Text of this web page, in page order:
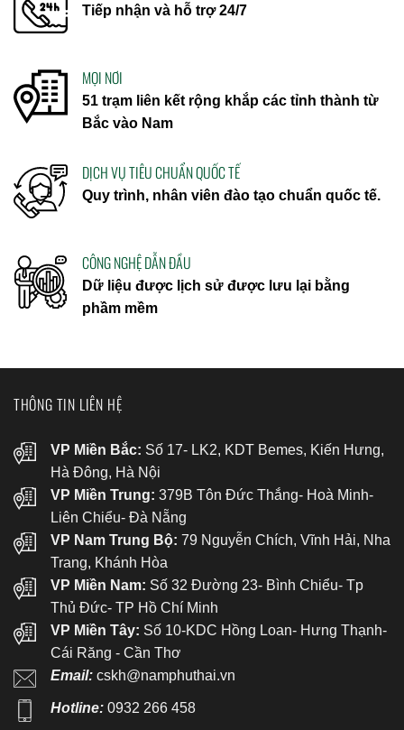
Tiếp nhận và hỗ trợ 24/7
MỌI NƠI
51 trạm liên kết rộng khắp các tỉnh thành từ
Bắc vào Nam
DỊCH VỤ TIÊU CHUẨN QUỐC TẾ
Quy trình, nhân viên đào tạo chuẩn quốc tế.
CÔNG NGHỆ DẪN ĐẦU
Dữ liệu được lịch sử được lưu lại bằng
phầm mềm
THÔNG TIN LIÊN HỆ
VP Miền Bắc: Số 17- LK2, KDT Bemes, Kiến Hưng,
Hà Đông, Hà Nội
VP Miền Trung: 379B Tôn Đức Thắng- Hoà Minh-
Liên Chiểu- Đà Nẵng
VP Nam Trung Bộ: 79 Nguyễn Chích, Vĩnh Hải, Nha
Trang, Khánh Hòa
VP Miền Nam: Số 32 Đường 23- Bình Chiểu- Tp
Thủ Đức- TP Hồ Chí Minh
VP Miền Tây: Số 10-KDC Hồng Loan- Hưng Thạnh-
Cái Răng - Cần Thơ
Email: cskh@namphuthai.vn
Hotline: 0932 266 458